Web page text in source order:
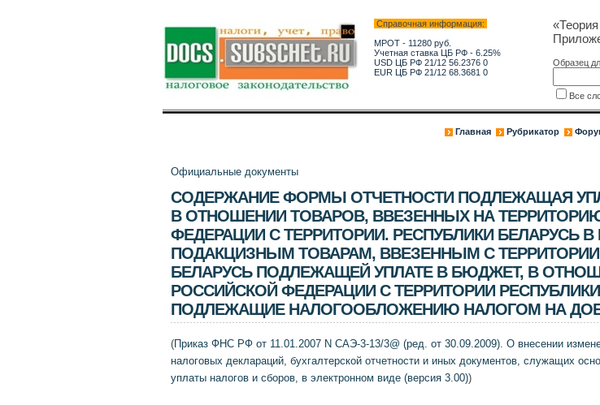
Справочная информация:
МРОТ - 11280 руб.
Учетная ставка ЦБ РФ - 6.25%
USD ЦБ РФ 21/12 56.2376 0
EUR ЦБ РФ 21/12 68.3681 0
Образец
Все
Главная Рубрикатор
Официальные документы
СОДЕРЖАНИЕ ФОРМЫ ОТЧЕТНОСТИ ПОДЛЕЖАЩАЯ
В ОТНОШЕНИИ ТОВАРОВ, ВВЕЗЕННЫХ НА
ФЕДЕРАЦИИ С ТЕРРИТОРИИ. РЕСПУБЛИКИ БЕЛАРУСЬ
ПОДАКЦИЗНЫМ ТОВАРАМ, ВВЕЗЕННЫМ С ТЕРРИТОРИИ
БЕЛАРУСЬ ПОДЛЕЖАЩЕЙ УПЛАТЕ В БЮДЖЕТ, В
РОССИЙСКОЙ ФЕДЕРАЦИИ С ТЕРРИТОРИИ
ПОДЛЕЖАЩИЕ НАЛОГООБЛОЖЕНИЮ НАЛОГОМ НА
(Приказ ФНС РФ от 11.01.2007 N САЭ-3-13/3@ (ред. от 30.09.2009). О внесении
налоговых деклараций, бухгалтерской отчетности и иных документов, служащих
уплаты налогов и сборов, в электронном виде (версия 3.00))